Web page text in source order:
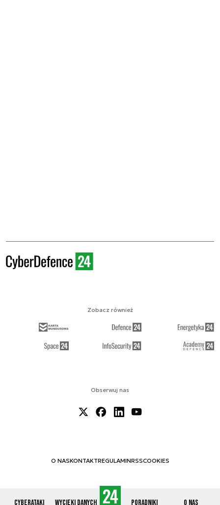
Cyberataki Wycieki danych Poradniki O nas
Obserwuj nas
O NASKONTAKTREGULAMINRSSCOOKIES
Zobacz również